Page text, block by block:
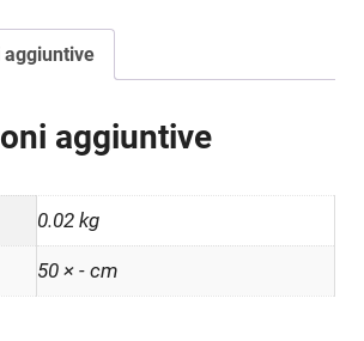
aggiuntive
aggiuntive
0.02 kg
50 × - cm